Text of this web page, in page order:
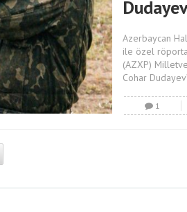
Azerbaycan
ile özel
(AZXP)
Cohar
1